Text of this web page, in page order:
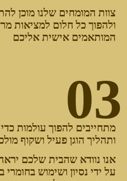
צוות המומחים שלנו מוכן
ולהפוך כל חלום למציאות
המותאמים אישית אליכם
03
מתחייבים להפוך עולמות
ותהליך הוגן פעיל ושקוף
אנו נוודא שהבית שלכם
על ידי נסיון ושימוש בחומרי